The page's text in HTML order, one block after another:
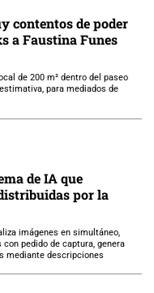
contentos de poder
a Faustina Funes
de 200 m² dentro del paseo
para mediados de
de IA que
por la
imágenes en simultáneo,
pedido de captura, genera
mediante descripciones